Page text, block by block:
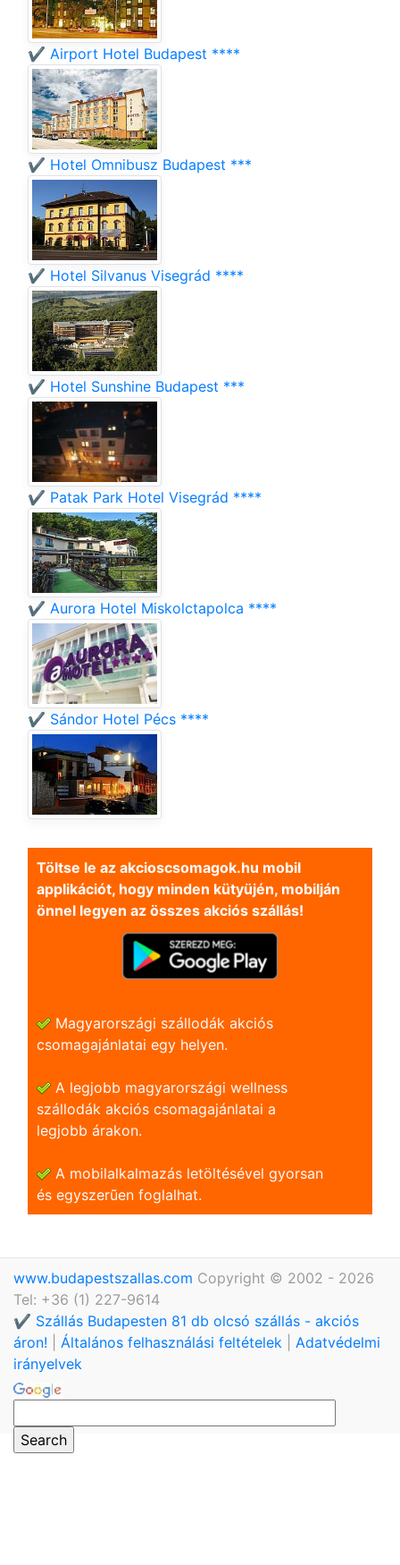
✔️ Airport Hotel Budapest ****
✔️ Hotel Omnibusz Budapest ***
✔️ Hotel Silvanus Visegrád ****
✔️ Hotel Sunshine Budapest ***
✔️ Patak Park Hotel Visegrád ****
✔️ Aurora Hotel Miskolctapolca ****
✔️ Sándor Hotel Pécs ****
Töltse le az akcioscsomagok.hu mobil
applikációt, hogy minden kütyüjén, mobilján
önnel legyen az összes akciós szállás!
Magyarországi szállodák akciós
csomagajánlatai egy helyen.
A legjobb magyarországi wellness
szállodák akciós csomagajánlatai a
legjobb árakon.
A mobilalkalmazás letöltésével gyorsan
és egyszerũen foglalhat.
www.budapestszallas.com Copyright © 2002 - 2026
Tel: +36 (1) 227-9614
✔️ Szállás Budapesten 81 db olcsó szállás - akciós
áron!
Általános felhasználási feltételek
Adatvédelmi
irányelvek